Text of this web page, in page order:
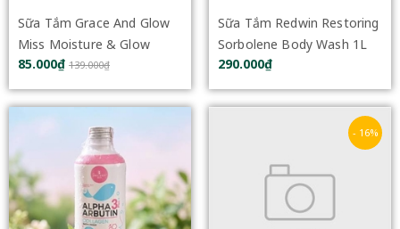
Sữa Tắm Grace And Glow
Miss Moisture & Glow
Solution Body Wash 400ml
85.000₫ 139.000₫
Sữa Tắm Redwin Restoring
Sorbolene Body Wash 1L
290.000₫
- 16%